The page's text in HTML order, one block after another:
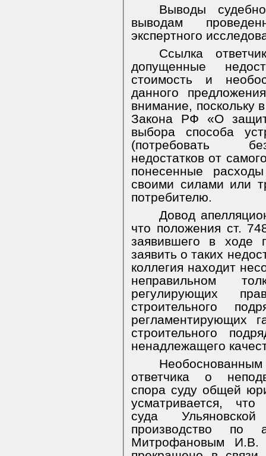
Выводы
выводам
экспертного
Ссылка
допущенные
стоимость и
данного
внимание, поскольку
Закона РФ «О
выбора способа
(потребовать
недостатков от
понесенные
своими силами или
потребителю.
Довод
что положения ст.
заявившего в ходе
заявить о таких
коллегия находит
неправильном
регулирующих
строительного
регламентирующих
строительного
ненадлежащего
ответчика о
спора суду общей
усматривается,
суда
производство по
Митрофановым